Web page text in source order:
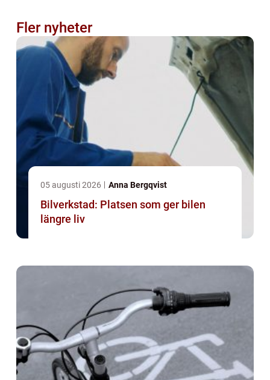
Fler nyheter
05 augusti 2026 Anna Bergqvist
Bilverkstad: Platsen som ger bilen
längre liv